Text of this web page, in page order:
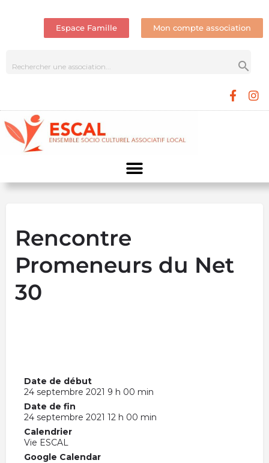
Espace Famille Mon compte association
Rencontre
Promeneurs du Net
30
Date de début
24 septembre 2021 9 h 00 min
Date de fin
24 septembre 2021 12 h 00 min
Calendrier
Vie ESCAL
Google Calendar